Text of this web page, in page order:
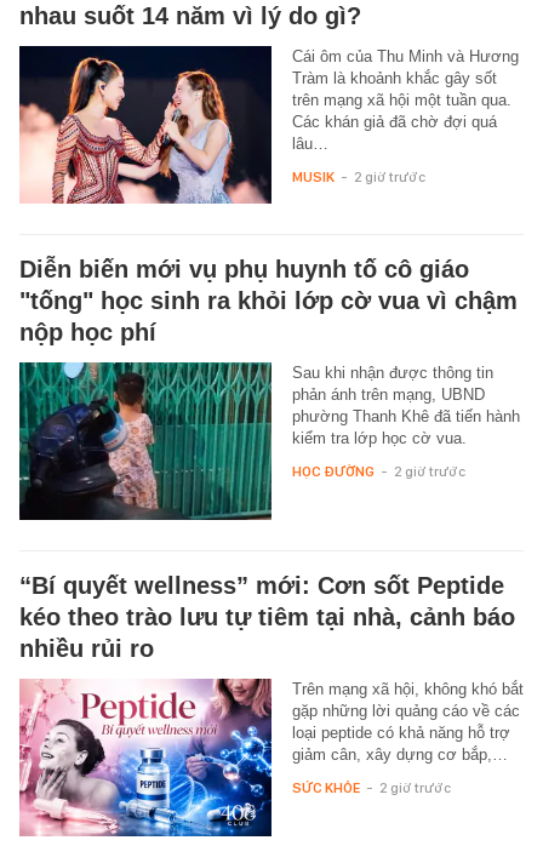
nhau suốt 14 năm vì lý do gì?
Cái ôm của Thu Minh và Hương
Tràm là khoảnh khắc gây sốt
trên mạng xã hội một tuần qua.
Các khán giả đã chờ đợi quá
lâu…
MUSIK - 2 giờ trước
Diễn biến mới vụ phụ huynh tố cô giáo
"tống" học sinh ra khỏi lớp cờ vua vì chậm
nộp học phí
Sau khi nhận được thông tin
phản ánh trên mạng, UBND
phường Thanh Khê đã tiến hành
kiểm tra lớp học cờ vua.
HỌC ĐƯỜNG - 2 giờ trước
“Bí quyết wellness” mới: Cơn sốt Peptide
kéo theo trào lưu tự tiêm tại nhà, cảnh báo
nhiều rủi ro
Trên mạng xã hội, không khó bắt
gặp những lời quảng cáo về các
loại peptide có khả năng hỗ trợ
giảm cân, xây dựng cơ bắp,…
SỨC KHỎE - 2 giờ trước